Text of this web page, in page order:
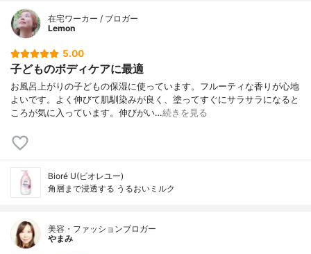
在宅ワーカー / ブロガー
Lemon
5.00
子どものボディケアに最適
お風呂上がりの子どもの保湿に使っています。フルーティな香りが心地
よいです。よく伸びて肌馴染みが良く、塗ってすぐにサラサラになると
ころが気に入っています。伸びがい…続きを見る
Bioré U(ビオレユー)
角層まで浸透する うるおいミルク
美容・ファッションブロガー
やまみ